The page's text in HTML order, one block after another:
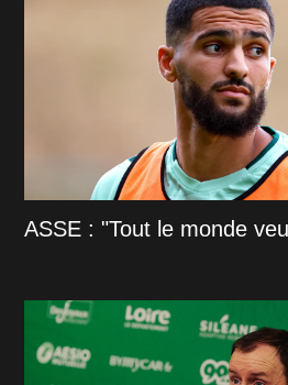
ASSE : "Tout le monde